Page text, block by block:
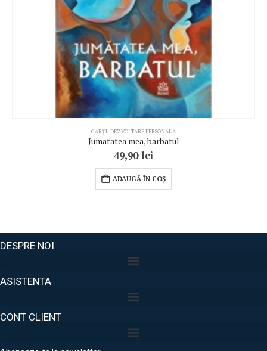
CĂRȚI, DEZVOLTARE PERSONALĂ
Jumatatea mea, barbatul
49,90 lei
ADAUGĂ ÎN COȘ
DESPRE NOI
ASISTENTA
CONT CLIENT